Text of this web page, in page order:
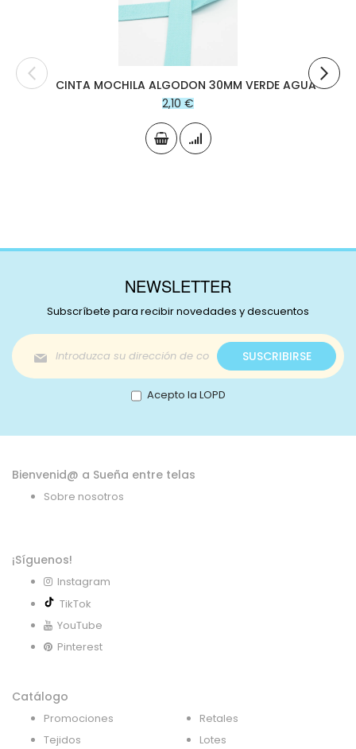
CINTA MOCHILA ALGODON 30MM VERDE AGUA
2,10 €
NEWSLETTER
Subscríbete para recibir novedades y descuentos
Inscríbase
a
nuestro
boletín
de
SUSCRIBIRSE
Acepto la LOPD
Bienvenid@ a Sueña entre telas
Sobre nosotros
¡Síguenos!
Instagram
TikTok
YouTube
Pinterest
Catálogo
Promociones
Tejidos
Retales
Lotes